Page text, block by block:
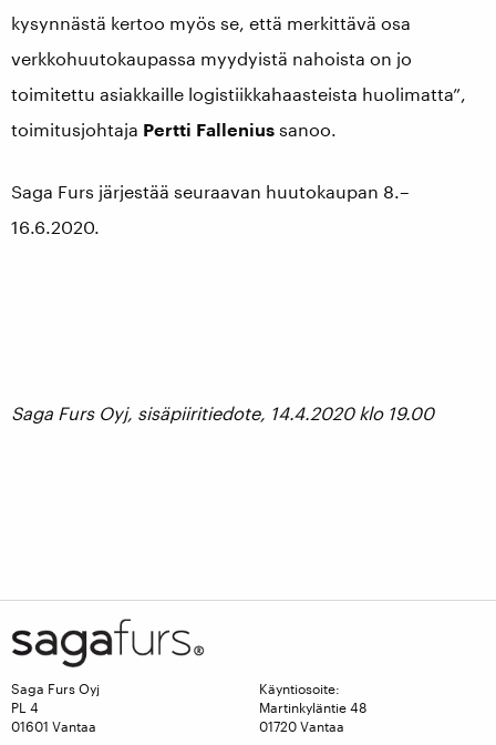
kysynnästä kertoo myös se, että merkittävä osa
verkkohuutokaupassa myydyistä nahoista on jo
toimitettu asiakkaille logistiikkahaasteista huolimatta”,
toimitusjohtaja Pertti Fallenius sanoo.
Saga Furs järjestää seuraavan huutokaupan 8.–
16.6.2020.
Saga Furs Oyj, sisäpiiritiedote, 14.4.2020 klo 19.00
Saga Furs Oyj
PL 4
01601 Vantaa
Käyntiosoite:
Martinkyläntie 48
01720 Vantaa